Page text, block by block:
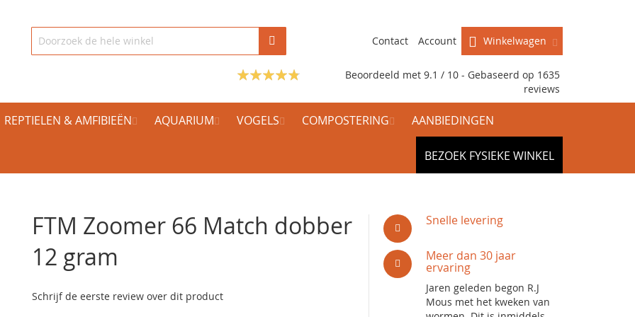
Winkelwagen
Contact Account
Beoordeeld met 9.1 / 10 - Gebaseerd op 1635
reviews
REPTIELEN & AMFIBIEËN AQUARIUM VOGELS COMPOSTERING AANBIEDINGEN
BEZOEK FYSIEKE WINKEL
FTM Zoomer 66 Match dobber
12 gram
Schrijf de eerste review over dit product
Snelle levering
Meer dan 30 jaar
ervaring
Jaren geleden begon R.J
Mous met het kweken van